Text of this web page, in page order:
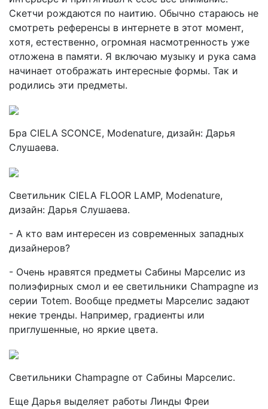
Скетчи рождаются по наитию. Обычно стараюсь не
смотреть референсы в интернете в этот момент,
хотя, естественно, огромная насмотренность уже
отложена в памяти. Я включаю музыку и рука сама
начинает отображать интересные формы. Так и
родились эти предметы.
Бра CIELA SCONCE, Modenature, дизайн: Дарья
Слушаева.
Светильник CIELA FLOOR LAMP, Modenature,
дизайн: Дарья Слушаева.
- А кто вам интересен из современных западных
дизайнеров?
- Очень нравятся предметы Сабины Марселис из
полиэфирных смол и ее светильники Champagne из
серии Totem. Вообще предметы Марселис задают
некие тренды. Например, градиенты или
приглушенные, но яркие цвета.
Светильники Champagne от Сабины Марселис.
Еще Дарья выделяет работы Линды Фреи